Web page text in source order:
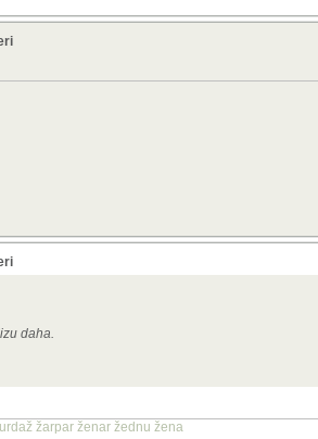
daha.
žarpar ženar žednu žena